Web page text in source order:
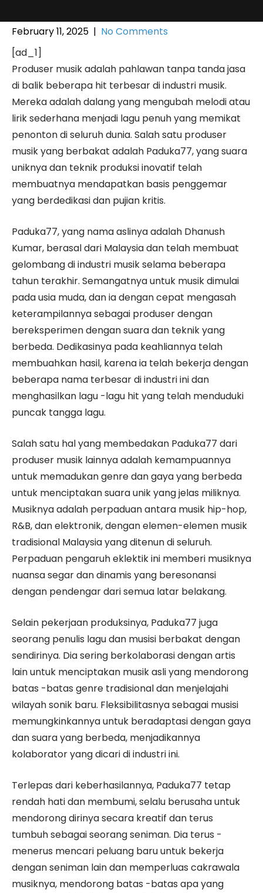
February 11, 2025 | No Comments
[ad_1]
Produser musik adalah pahlawan tanpa tanda jasa
di balik beberapa hit terbesar di industri musik.
Mereka adalah dalang yang mengubah melodi atau
lirik sederhana menjadi lagu penuh yang memikat
penonton di seluruh dunia. Salah satu produser
musik yang berbakat adalah Paduka77, yang suara
uniknya dan teknik produksi inovatif telah
membuatnya mendapatkan basis penggemar
yang berdedikasi dan pujian kritis.
Paduka77, yang nama aslinya adalah Dhanush
Kumar, berasal dari Malaysia dan telah membuat
gelombang di industri musik selama beberapa
tahun terakhir. Semangatnya untuk musik dimulai
pada usia muda, dan ia dengan cepat mengasah
keterampilannya sebagai produser dengan
bereksperimen dengan suara dan teknik yang
berbeda. Dedikasinya pada keahliannya telah
membuahkan hasil, karena ia telah bekerja dengan
beberapa nama terbesar di industri ini dan
menghasilkan lagu -lagu hit yang telah menduduki
puncak tangga lagu.
Salah satu hal yang membedakan Paduka77 dari
produser musik lainnya adalah kemampuannya
untuk memadukan genre dan gaya yang berbeda
untuk menciptakan suara unik yang jelas miliknya.
Musiknya adalah perpaduan antara musik hip-hop,
R&B, dan elektronik, dengan elemen-elemen musik
tradisional Malaysia yang ditenun di seluruh.
Perpaduan pengaruh eklektik ini memberi musiknya
nuansa segar dan dinamis yang beresonansi
dengan pendengar dari semua latar belakang.
Selain pekerjaan produksinya, Paduka77 juga
seorang penulis lagu dan musisi berbakat dengan
sendirinya. Dia sering berkolaborasi dengan artis
lain untuk menciptakan musik asli yang mendorong
batas -batas genre tradisional dan menjelajahi
wilayah sonik baru. Fleksibilitasnya sebagai musisi
memungkinkannya untuk beradaptasi dengan gaya
dan suara yang berbeda, menjadikannya
kolaborator yang dicari di industri ini.
Terlepas dari keberhasilannya, Paduka77 tetap
rendah hati dan membumi, selalu berusaha untuk
mendorong dirinya secara kreatif dan terus
tumbuh sebagai seorang seniman. Dia terus -
menerus mencari peluang baru untuk bekerja
dengan seniman lain dan memperluas cakrawala
musiknya, mendorong batas -batas apa yang